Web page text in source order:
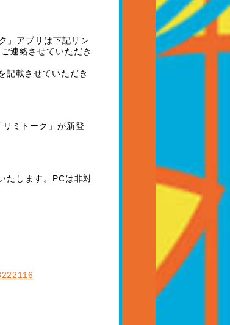
」アプリは下記リン
連絡させていただき
記載させていただき
ミトーク」が新登
します。 PCは非対